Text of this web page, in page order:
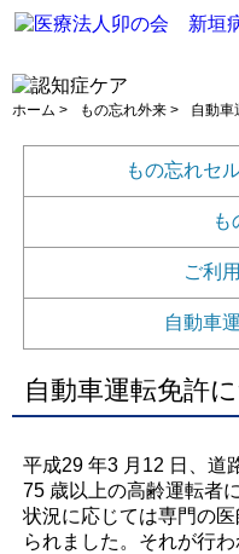
ホーム > もの忘れ外来 > 自動車
もの忘れセ
も
ご利
自動車
自動車運転免許
平成29 年3 月12 日、道
75 歳以上の高齢運転者
状況に応じては専門の
られました。それが行